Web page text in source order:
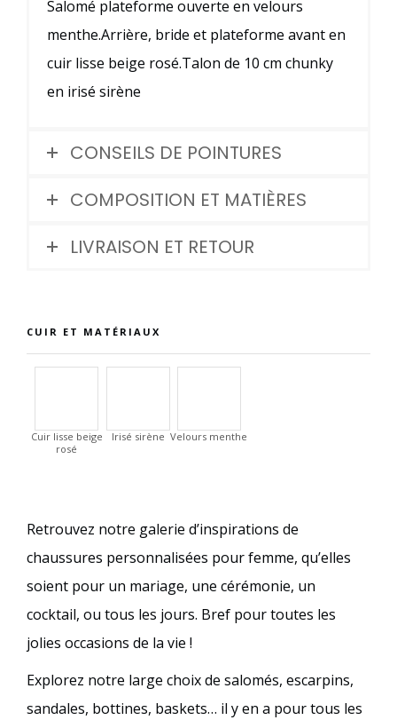
nude
irisé
Salomé plateforme ouverte en velours
menthe.Arrière, bride et plateforme avant en
cuir lisse beige rosé.Talon de 10 cm chunky
en irisé sirène
CONSEILS DE POINTURES
COMPOSITION ET MATIÈRES
LIVRAISON ET RETOUR
CUIR ET MATÉRIAUX
Cuir lisse beige
rosé
Irisé sirène Velours menthe
Retrouvez notre galerie d’inspirations de
chaussures personnalisées pour femme, qu’elles
soient pour un mariage, une cérémonie, un
cocktail, ou tous les jours. Bref pour toutes les
jolies occasions de la vie !
Explorez notre large choix de salomés, escarpins,
sandales, bottines, baskets… il y en a pour tous les